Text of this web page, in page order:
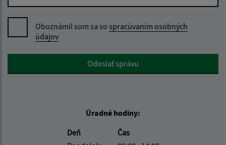
Oboznámil som sa so spracúvaním osobných
údajov
Google reCaptcha ResponseOdoslať správu
Úradné hodiny:
Deň
Čas